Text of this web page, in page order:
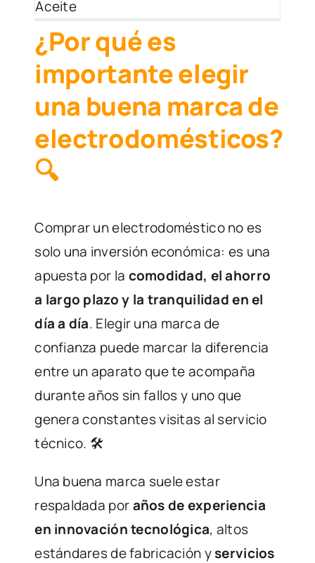
¿Por qué es
importante elegir
una buena marca de
electrodomésticos?
🔍
Comprar un electrodoméstico no es
solo una inversión económica: es una
apuesta por la comodidad, el ahorro
a largo plazo y la tranquilidad en el
día a día. Elegir una marca de
confianza puede marcar la diferencia
entre un aparato que te acompaña
durante años sin fallos y uno que
genera constantes visitas al servicio
técnico. 🛠️
Una buena marca suele estar
respaldada poraños de experiencia
en innovación tecnológica, altos
estándares de fabricación yservicios